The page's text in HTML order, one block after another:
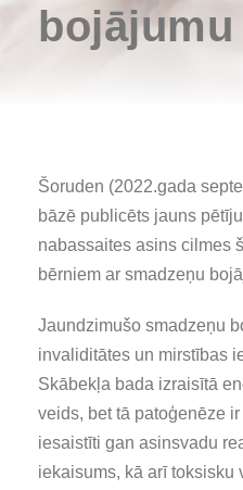
Šoruden (2022.gada
bāzē publicēts jauns
nabassaites asins cilmes
bērniem ar smadzeņu
Jaundzimušo smadzeņu
invaliditātes un mirstības
Skābekļa bada izraisītā
veids, bet tā patoģenēze
iesaistīti gan asinsvadu
iekaisums, kā arī toksisku